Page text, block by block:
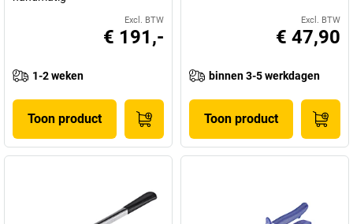
Excl. BTW
€ 191,-
1-2 weken
Toon product
Excl. BTW
€ 47,90
binnen 3-5 werkdagen
Toon product